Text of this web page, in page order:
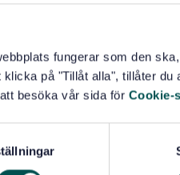
fungerar som den
på "Tillåt alla", tillåter
besöka vår sida för Cookie-